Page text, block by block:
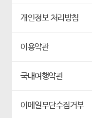
개인정보 처리방침
이용약관
국내여행약관
이메일무단수집거부